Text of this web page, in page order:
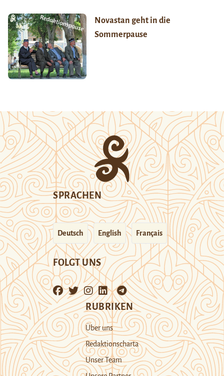
Novastan geht in die
Sommerpause
SPRACHEN
Deutsch English Français
FOLGT UNS
RUBRIKEN
Über uns
Redaktionscharta
Unser Team